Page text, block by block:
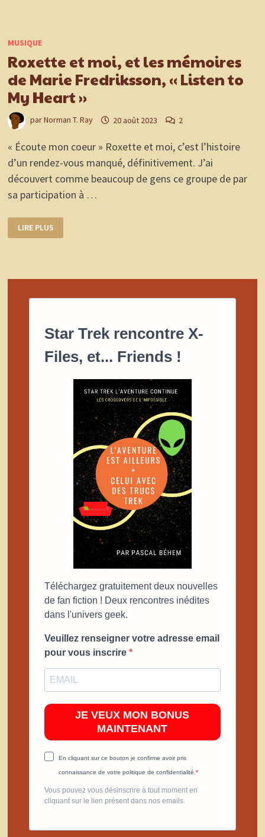
!
!
:)
MUSIQUE
Roxette et moi, et les mémoires
de Marie Fredriksson, « Listen to
My Heart »
parNorman T. Ray 20 août 2023 2
« Écoute mon coeur » Roxette et moi, c’est l’histoire
d’un rendez-vous manqué, définitivement. J’ai
découvert comme beaucoup de gens ce groupe de par
sa participation à …
ET
MOI,
MARIE
« LISTEN
LIRE PLUS
Star Trek rencontre X-
Files, et... Friends !
Téléchargez gratuitement deux nouvelles
de fan fiction ! Deux rencontres inédites
dans l'univers geek.
Veuillez renseigner votre adresse email
pour vous inscrire
JE VEUX MON BONUS
MAINTENANT
En cliquant sur ce bouton je confirme avoir pris
connaissance de votre politique de confidentialité.
Vous pouvez vous désinscrire à tout moment en
cliquant sur le lien présent dans nos emails.